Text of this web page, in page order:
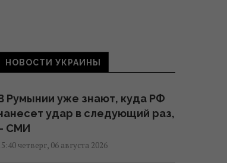
НОВОСТИ УКРАИНЫ
Румынии уже знают, куда РФ
удар в следующий раз,
СМИ
четверг, 06 августа 2026